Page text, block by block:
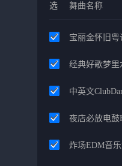
选 舞曲名称
宝丽金怀旧
经典好歌梦
中英文
夜店必放电鼓
炸场EDM音